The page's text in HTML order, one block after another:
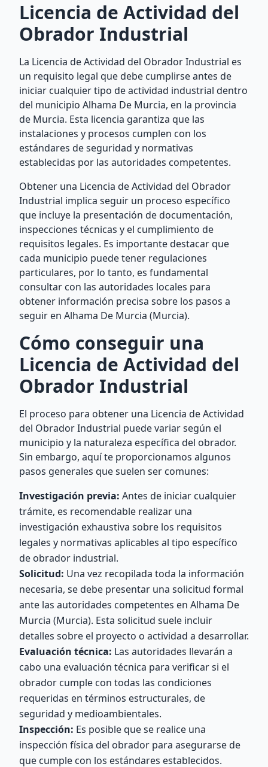
Licencia de Actividad del
Obrador Industrial
La Licencia de Actividad del Obrador Industrial es
un requisito legal que debe cumplirse antes de
iniciar cualquier tipo de actividad industrial dentro
del municipio Alhama De Murcia, en la provincia
de Murcia. Esta licencia garantiza que las
instalaciones y procesos cumplen con los
estándares de seguridad y normativas
establecidas por las autoridades competentes.
Obtener una Licencia de Actividad del Obrador
Industrial implica seguir un proceso específico
que incluye la presentación de documentación,
inspecciones técnicas y el cumplimiento de
requisitos legales. Es importante destacar que
cada municipio puede tener regulaciones
particulares, por lo tanto, es fundamental
consultar con las autoridades locales para
obtener información precisa sobre los pasos a
seguir en Alhama De Murcia (Murcia).
Cómo conseguir una
Licencia de Actividad del
Obrador Industrial
El proceso para obtener una Licencia de Actividad
del Obrador Industrial puede variar según el
municipio y la naturaleza específica del obrador.
Sin embargo, aquí te proporcionamos algunos
pasos generales que suelen ser comunes:
Investigación previa: Antes de iniciar cualquier
trámite, es recomendable realizar una
investigación exhaustiva sobre los requisitos
legales y normativas aplicables al tipo específico
de obrador industrial.
Solicitud: Una vez recopilada toda la información
necesaria, se debe presentar una solicitud formal
ante las autoridades competentes en Alhama De
Murcia (Murcia). Esta solicitud suele incluir
detalles sobre el proyecto o actividad a desarrollar.
Evaluación técnica: Las autoridades llevarán a
cabo una evaluación técnica para verificar si el
obrador cumple con todas las condiciones
requeridas en términos estructurales, de
seguridad y medioambientales.
Inspección: Es posible que se realice una
inspección física del obrador para asegurarse de
que cumple con los estándares establecidos.